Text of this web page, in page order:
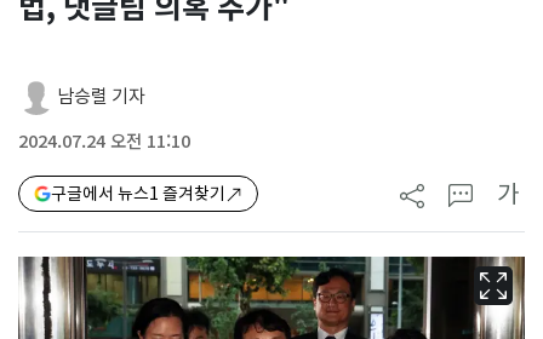
남승렬 기자
2024.07.24 오전 11:10
구글에서 뉴스1 즐겨찾기 가